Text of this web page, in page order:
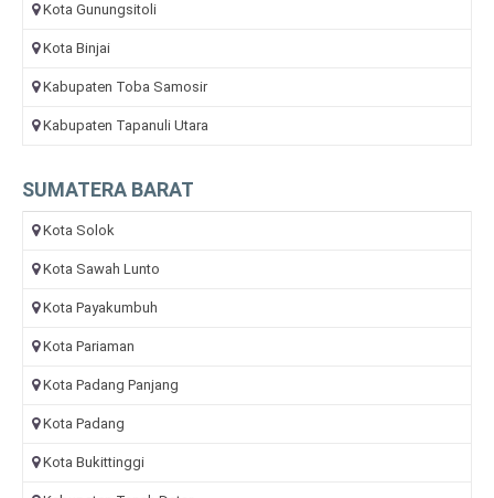
Kota Gunungsitoli
Kota Binjai
Kabupaten Toba Samosir
Kabupaten Tapanuli Utara
SUMATERA BARAT
Kota Solok
Kota Sawah Lunto
Kota Payakumbuh
Kota Pariaman
Kota Padang Panjang
Kota Padang
Kota Bukittinggi